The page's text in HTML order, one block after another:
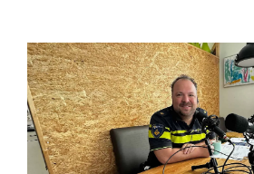
Luister
Kijk
Over ons